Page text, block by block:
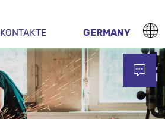
KONTAKTE GERMANY